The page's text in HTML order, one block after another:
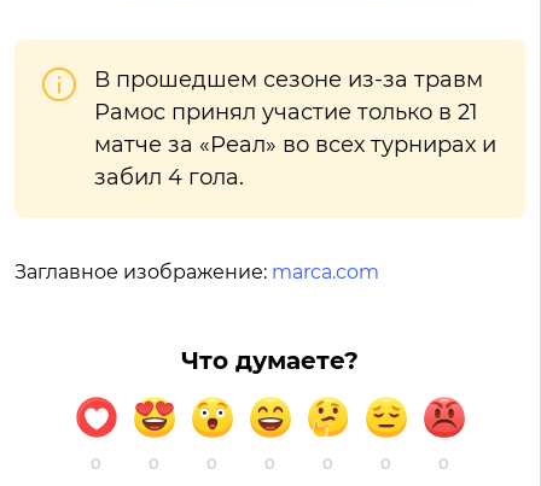
В прошедшем сезоне из-за травм
Рамос принял участие только в 21
матче за «Реал» во всех турнирах и
забил 4 гола.
Заглавное изображение: marca.com
Что думаете?
0 0 0 0 0 0 0